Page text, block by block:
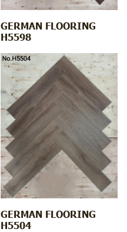
GERMAN FLOORING
H5598
GERMAN FLOORING
H5504